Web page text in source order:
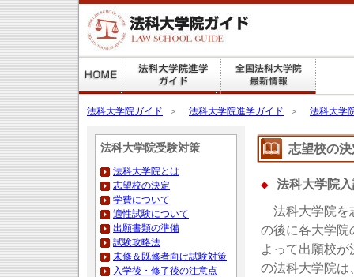
法科大学院ガイド
法科大学院ガイド ＞ 法科大学院進学ガイド ＞ 法科大学
志望校の
◆ 法科大学院
法科大学院を
の後に各大学院
よって出願校
の法科大学院
法科大学院受験対策
法科大学院とは
志望校の決定
学費について
適性試験について
出願書類の準備
試験攻略法
未修＆既修者向け試験対策
入学後・修了後の注意点